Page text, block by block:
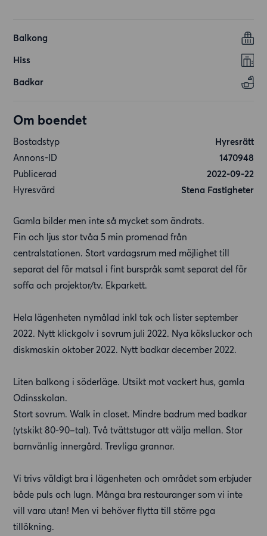
Balkong
Hiss
Badkar
Om boendet
Bostadstyp
Hyresrätt
Annons-ID
1470948
Publicerad
2022-09-22
Hyresvärd
Stena Fastigheter
Gamla bilder men inte så mycket som ändrats.
Fin och ljus stor tvåa 5 min promenad från
centralstationen. Stort vardagsrum med möjlighet till
separat del för matsal i fint burspråk samt separat del för
soffa och projektor/tv. Ekparkett.
Hela lägenheten nymålad inkl tak och lister september
2022. Nytt klickgolv i sovrum juli 2022. Nya köksluckor och
diskmaskin oktober 2022. Nytt badkar december 2022.
Liten balkong i söderläge. Utsikt mot vackert hus, gamla
Odinsskolan.
Stort sovrum. Walk in closet. Mindre badrum med badkar
(ytskikt 80-90–tal). Två tvättstugor att välja mellan. Stor
barnvänlig innergård. Trevliga grannar.
Vi trivs väldigt bra i lägenheten och området som erbjuder
både puls och lugn. Många bra restauranger som vi inte
vill vara utan! Men vi behöver flytta till större pga
tillökning.